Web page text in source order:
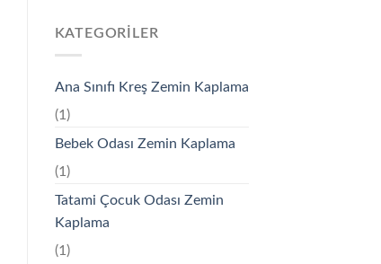
KATEGORILER
Ana Sınıfı Kreş Zemin Kaplama
(1)
Bebek Odası Zemin Kaplama
(1)
Tatami Çocuk Odası Zemin
Kaplama
(1)